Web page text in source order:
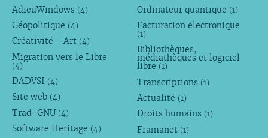
AdieuWindows (4)
Géopolitique (4)
Créativité - Art (4)
Migration vers le Libre
(4)
DADVSI (4)
Site web (4)
Trad-GNU (4)
Software Heritage (4)
Ordinateur quantique (1)
Facturation électronique
(1)
Bibliothèques,
médiathèques et logiciel
libre (1)
Transcriptions (1)
Actualité (1)
Droits humains (1)
Framanet (1)